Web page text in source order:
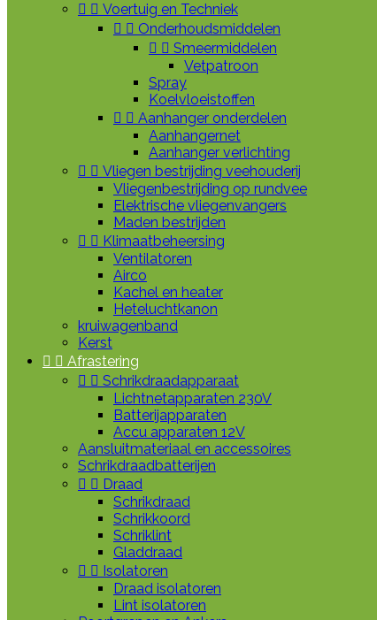
  Voertuig en Techniek
  Onderhoudsmiddelen
  Smeermiddelen
Vetpatroon
Spray
Koelvloeistoffen
  Aanhanger onderdelen
Aanhangernet
Aanhanger verlichting
  Vliegen bestrijding veehouderij
Vliegenbestrijding op rundvee
Elektrische vliegenvangers
Maden bestrijden
  Klimaatbeheersing
Ventilatoren
Airco
Kachel en heater
Heteluchtkanon
kruiwagenband
Kerst
  Afrastering
  Schrikdraadapparaat
Lichtnetapparaten 230V
Batterijapparaten
Accu apparaten 12V
Aansluitmateriaal en accessoires
Schrikdraadbatterijen
  Draad
Schrikdraad
Schrikkoord
Schriklint
Gladdraad
  Isolatoren
Draad isolatoren
Lint isolatoren